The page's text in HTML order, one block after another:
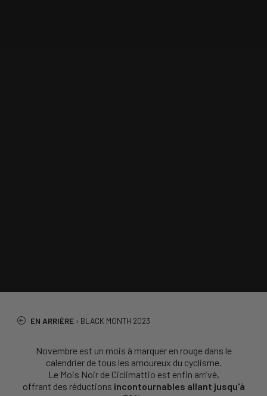
EN ARRIÈRE › BLACK MONTH 2023
Novembre est un mois à marquer en rouge dans le
calendrier de tous les amoureux du cyclisme.
Le Mois Noir de Ciclimattio est enfin arrivé,
offrant des réductions incontournables allant jusqu'à